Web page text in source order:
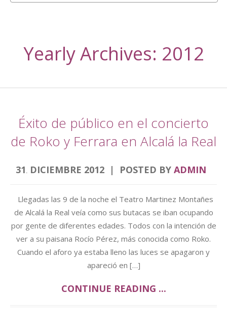
Yearly Archives: 2012
Éxito de público en el concierto
de Roko y Ferrara en Alcalá la Real
31 . DICIEMBRE 2012 POSTED BY ADMIN
Llegadas las 9 de la noche el Teatro Martinez Montañes
de Alcalá la Real veía como sus butacas se iban ocupando
por gente de diferentes edades. Todos con la intención de
ver a su paisana Rocío Pérez, más conocida como Roko.
Cuando el aforo ya estaba lleno las luces se apagaron y
apareció en […]
CONTINUE READING ...